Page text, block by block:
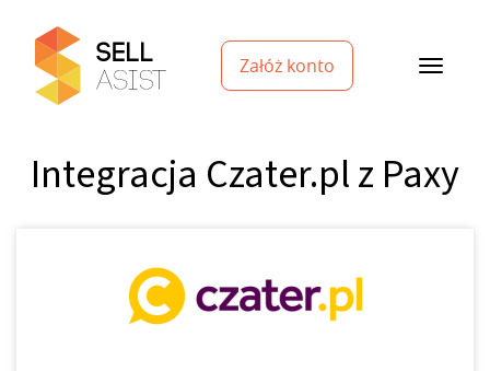
Załóż konto
Integracja Czater.pl z Paxy